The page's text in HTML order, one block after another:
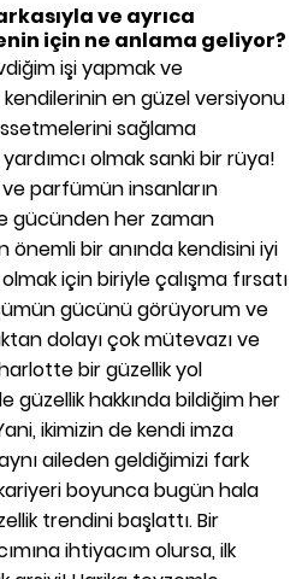
ve ayrıca
için ne anlama geliyor?
işi yapmak ve
en güzel versiyonu
sağlama
olmak sanki bir rüya!
ve parfümün insanların
gücünden her zaman
önemli bir anında kendisini iyi
için biriyle çalışma fırsatı
gücünü görüyorum ve
dolayı çok mütevazı ve
bir güzellik yol
güzellik hakkında bildiğim her
ikimizin de kendi imza
aileden geldiğimizi fark
boyunca bugün hala
trendini başlattı. Bir
ihtiyacım olursa, ilk